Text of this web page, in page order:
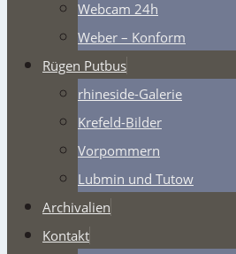
Webcam 24h
Weber – Konform
Rügen Putbus
rhineside-Galerie
Krefeld-Bilder
Vorpommern
Lubmin und Tutow
Archivalien
Kontakt